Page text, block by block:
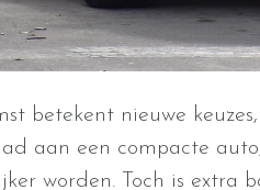
betekent nieuwe
aan een compacte
worden. Toch is extra